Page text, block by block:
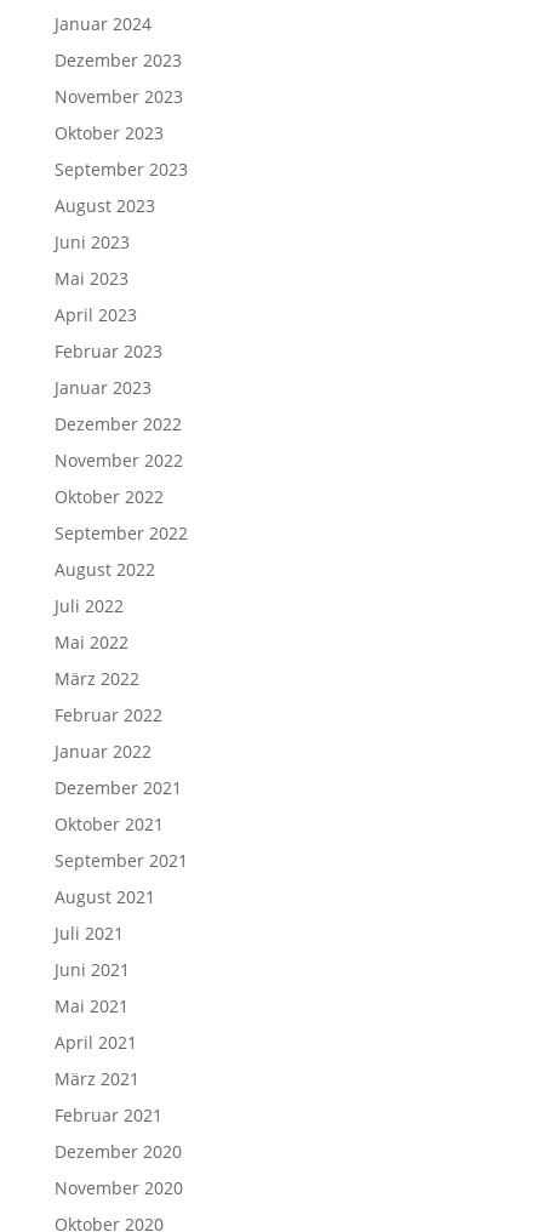
Januar 2024
Dezember 2023
November 2023
Oktober 2023
September 2023
August 2023
Juni 2023
Mai 2023
April 2023
Februar 2023
Januar 2023
Dezember 2022
November 2022
Oktober 2022
September 2022
August 2022
Juli 2022
Mai 2022
März 2022
Februar 2022
Januar 2022
Dezember 2021
Oktober 2021
September 2021
August 2021
Juli 2021
Juni 2021
Mai 2021
April 2021
März 2021
Februar 2021
Dezember 2020
November 2020
Oktober 2020